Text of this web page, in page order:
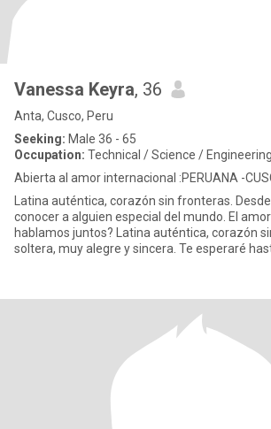
Vanessa Keyra, 36
Anta, Cusco, Peru
Seeking: Male 36 - 65
Occupation: Technical / Science / Engineering
Abierta al amor internacional :PERUANA -
Latina auténtica, corazón sin fronteras.
conocer a alguien especial del mundo. El
hablamos juntos? Latina auténtica, corazón
soltera, muy alegre y sincera. Te esperaré